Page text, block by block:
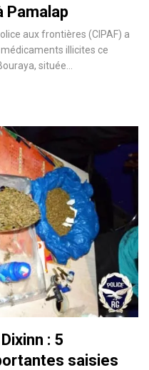
Pamalap
aux frontières (CIPAF) a
illicites ce
située…
: 5
saisies